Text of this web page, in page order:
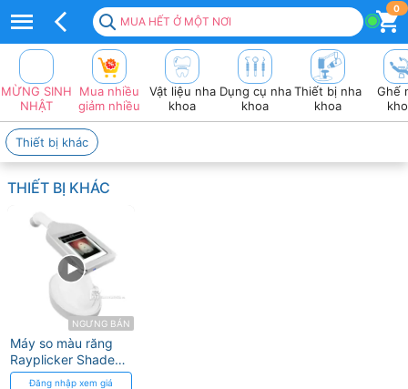
MUA HẾT Ở MỘT NƠI
0
Top
50+
sản
Phẩm
BOREA
Chuyên
Dụng
2026
VAT
đầy
đủ
MỪNG SINH
NHẬT
Mua nhiều
giảm nhiều
Vật liệu nha
khoa
Dụng cụ nha
khoa
Thiết bị nha
khoa
Ghế
Thiết bị khác
THIẾT BỊ KHÁC
NGƯNG BÁN
Máy so màu răng
Rayplicker Shade
Analyser Borea
Đăng nhập xem giá